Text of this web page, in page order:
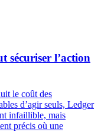
sécuriser l’action
le coût des
d’agir seuls, Ledger
infaillible, mais
précis où une